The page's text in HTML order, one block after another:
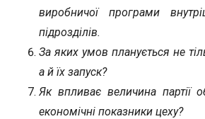
виробничої програми
підрозділів.
За яких умов планується не
а й їх запуск?
Як впливає величина партії
економічні показники цеху?